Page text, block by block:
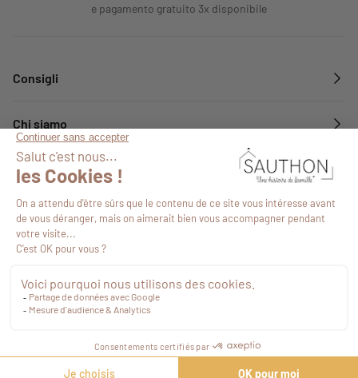
incluse
checkout
e pagamento gratuito 3x disponibile
Consigli
Chi siamo
Servizi
Seguiteci